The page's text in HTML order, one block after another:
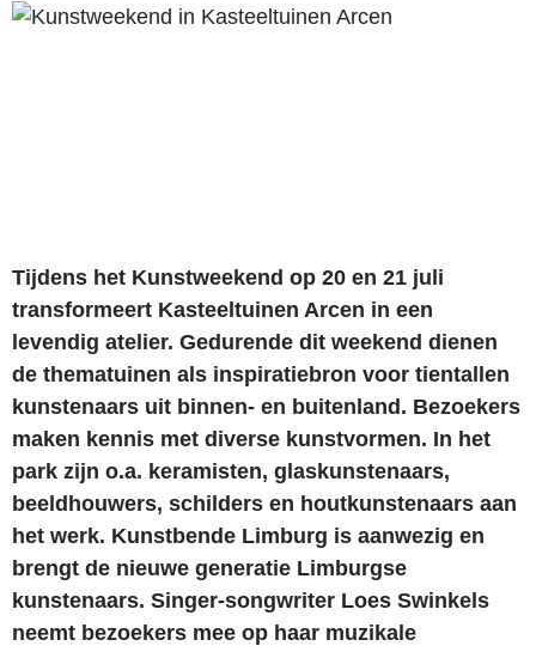
Tijdens het Kunstweekend op 20 en 21 juli
transformeert Kasteeltuinen Arcen in een
levendig atelier. Gedurende dit weekend dienen
de thematuinen als inspiratiebron voor tientallen
kunstenaars uit binnen- en buitenland. Bezoekers
maken kennis met diverse kunstvormen. In het
park zijn o.a. keramisten, glaskunstenaars,
beeldhouwers, schilders en houtkunstenaars aan
het werk. Kunstbende Limburg is aanwezig en
brengt de nieuwe generatie Limburgse
kunstenaars. Singer-songwriter Loes Swinkels
neemt bezoekers mee op haar muzikale